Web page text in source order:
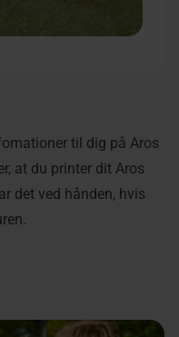
til dig på Aros
at du printer dit Aros
det ved hånden, hvis